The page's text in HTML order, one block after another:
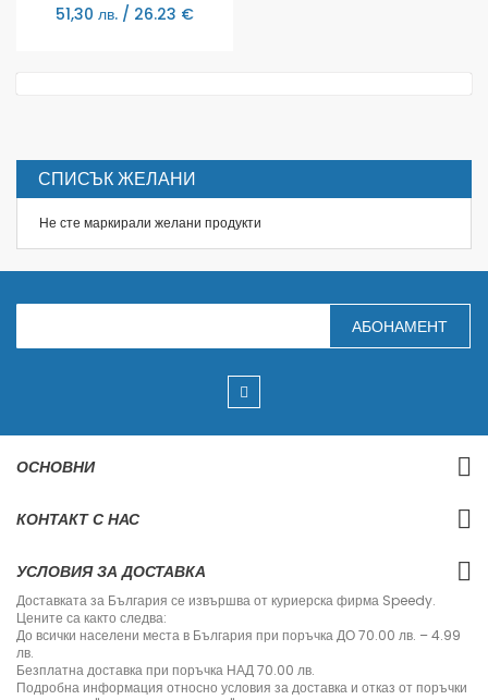
51,30 лв. / 26.23 €
СПИСЪК ЖЕЛАНИ
Не сте маркирали желани продукти
З
п
е
е
н
и
б
ю
л
е
т
и
АБОНАМЕНТ
ОСНОВНИ
КОНТАКТ С НАС
УСЛОВИЯ ЗА ДОСТАВКА
Доставката за България се извършва от куриерска фирма Speedy.
Цените са както следва:
До всички населени места в България при поръчка ДО 70.00 лв. – 4.99
лв.
Безплатна доставка при поръчка НАД 70.00 лв.
Подробна информация относно условия за доставка и отказ от поръчки